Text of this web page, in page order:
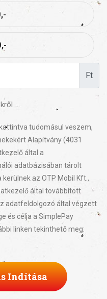
Ft
tudomásul veszem,
Alapítvány (4031
által a
adatbázisában tárolt
az OTP Mobil Kft.,
által továbbított
adatfeldolgozó által végzett
és célja a SimplePay
linken tekinthető meg:
Indítása